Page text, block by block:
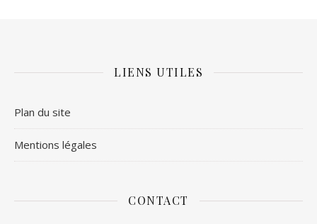
LIENS UTILES
Plan du site
Mentions légales
CONTACT